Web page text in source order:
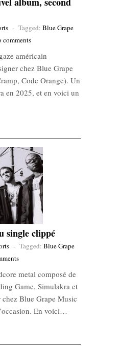
- Tagged: Blue Grape
comments
américain
chez Blue Grape
Code Orange). Un
en 2025, et en voici un
single clippé
- Tagged: Blue Grape
metal composé de
Game, Simulakra et
Blue Grape Music
En voici…